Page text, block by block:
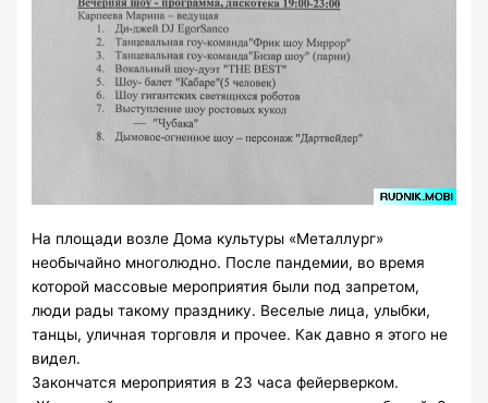
На площади возле Дома культуры «Металлург»
необычайно многолюдно. После пандемии, во время
которой массовые мероприятия были под запретом,
люди рады такому празднику. Веселые лица, улыбки,
танцы, уличная торговля и прочее. Как давно я этого не
видел.
Закончатся мероприятия в 23 часа фейерверком.